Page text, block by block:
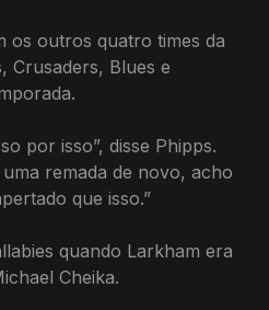
os outros quatro times da
Crusaders, Blues e
por isso”, disse Phipps.
remada de novo, acho
que isso.”
quando Larkham era
Cheika.